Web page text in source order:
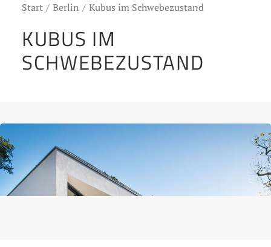
Start Berlin Kubus im Schwebezustand
KUBUS IM
SCHWEBEZUSTAND